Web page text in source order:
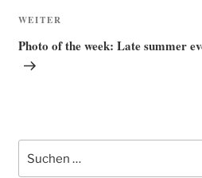
Nächster
Beitrag
WEITER
Photo of the week: Late summer
nach: